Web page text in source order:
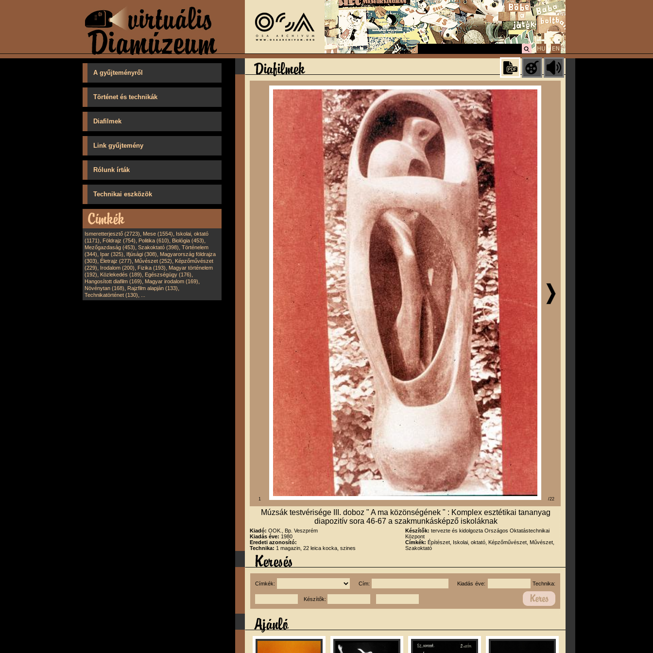
A gyűjteményről
Történet és technikák
Diafilmek
Link gyűjtemény
Rólunk írták
Technikai eszközök
Ismeretterjesztő (2723), Mese (1554), Iskolai, oktató
(1171), Földrajz (754), Politika (610), Biológia (453),
Mezőgazdaság (453), Szakoktató (398), Történelem
(344), Ipar (325), Ifjúsági (308), Magyarország földrajza
(303), Életrajz (277), Művészet (252), Képzőművészet
(229), Irodalom (200), Fizika (193), Magyar történelem
(192), Közlekedés (189), Egészségügy (176),
Hangosított diafilm (169), Magyar irodalom (169),
Növénytan (168), Rajzfilm alapján (133),
Technikatörténet (130),
1 /22
Múzsák testvérisége III. doboz " A ma közönségének " : Komplex esztétikai tananyag
diapozitív sora 46-67 a szakmunkásképző iskoláknak
Kiadó: OOK., Bp. Veszprém
Kiadás éve: 1980
Eredeti azonosító:
Technika: 1 magazin, 22 leica kocka, szines
Készítők: tervezte és kidolgozta Országos Oktatástechnikai
Központ
Címkék: Építészet, Iskolai, oktató, Képzőművészet, Művészet,
Szakoktató
Címkék: Cím: Kiadás éve: Technika:
Készítők: